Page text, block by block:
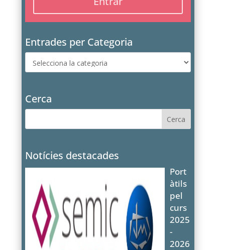
Entrades per Categoria
per
Cerca
Notícies destacades
Port
àtils
pel
curs
2025
-
2026